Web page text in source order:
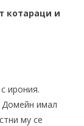
котараци и
ирония.
Домейн имал
му се